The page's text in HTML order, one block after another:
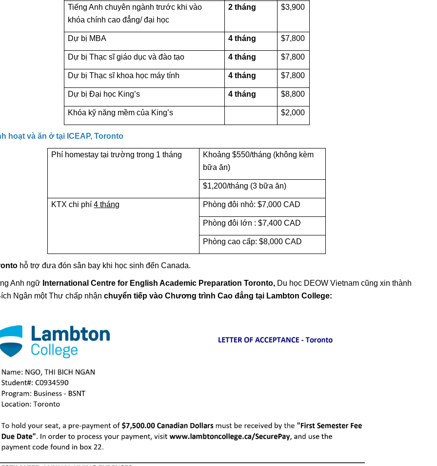
Tiếng Anh chuyên ngành trước khi vào
khóa chính cao đẳng/ đại học
2 tháng $3,900
Dự bị MBA 4 tháng $7,800
Dự bị Thạc sĩ giáo dục và đào tạo 4 tháng $7,800
Dự bị Thạc sĩ khoa học máy tính 4 tháng $7,800
Dự bị Đại học King’s 4 tháng $8,800
Khóa kỹ năng mềm của King’s $2,000
hoạt và ăn ở tại ICEAP, Toronto
Phí homestay tại trường trong 1 tháng
Khoảng $550/tháng (không kèm
bữa ăn)
$1,200/tháng (3 bữa ăn)
KTX chi phí4 tháng Phòng đôi nhỏ: $7,000 CAD
Phòng đôi lớn : $7,400 CAD
Phòng cao cấp: $8,000 CAD
hỗ trợ đưa đón sân bay khi học sinh đến Canada.
Anh ngữ International Centre for English Academic Preparation Toronto,Du học DEOW Vietnam cũng xin thành
Ngân một Thư chấp nhận chuyển tiếp vào Chương trình Cao đẳng tại Lambton College: